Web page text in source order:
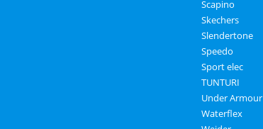
Scapino
Skechers
Slendertone
Speedo
Sport elec
TUNTURI
Under Armour
Waterflex